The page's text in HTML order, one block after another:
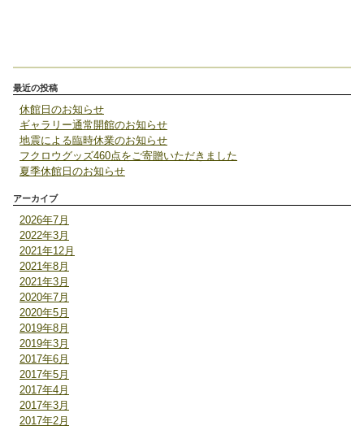
最近の投稿
休館日のお知らせ
ギャラリー通常開館のお知らせ
地震による臨時休業のお知らせ
フクロウグッズ460点をご寄贈いただきました
夏季休館日のお知らせ
アーカイブ
2026年7月
2022年3月
2021年12月
2021年8月
2021年3月
2020年7月
2020年5月
2019年8月
2019年3月
2017年6月
2017年5月
2017年4月
2017年3月
2017年2月